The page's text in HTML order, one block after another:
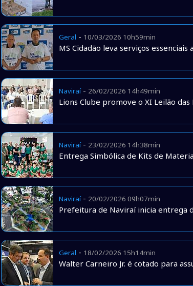
Geral - 10/03/2026 10h59min
MS Cidadão leva serviços
Naviraí- 26/02/2026 14h49min
Lions Clube promove o XI Leilão
Naviraí- 23/02/2026 14h38min
Entrega Simbólica de Kits de
Naviraí- 20/02/2026 09h07min
Prefeitura de Naviraí inicia entrega
Geral - 18/02/2026 15h14min
Walter Carneiro Jr. é cotado para